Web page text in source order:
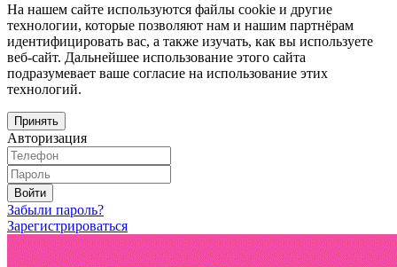
На нашем сайте используются файлы cookie и другие
технологии, которые позволяют нам и нашим партнёрам
идентифицировать вас, а также изучать, как вы используете
веб-сайт. Дальнейшее использование этого сайта
подразумевает ваше согласие на использование этих
технологий.
Принять
Авторизация
Войти
Забыли пароль?
Зарегистрироваться